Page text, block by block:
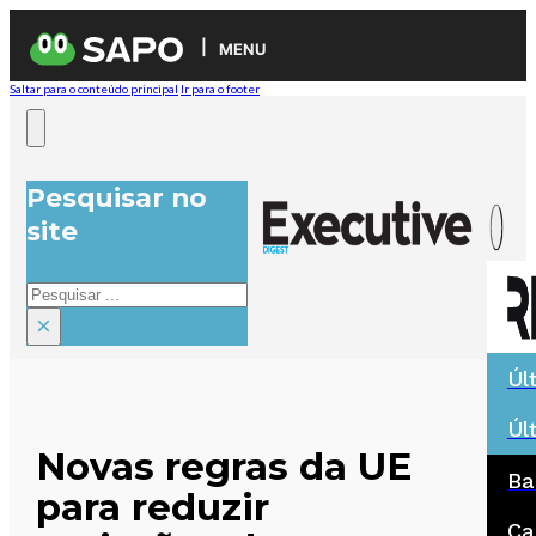
MENU
Saltar para o conteúdo principal Ir para o footer
Pesquisar no
site
Pesquisar
×
Novas regras da UE
para reduzir